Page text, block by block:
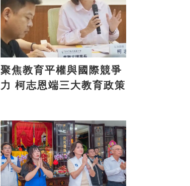
聚焦教育平權與國際競爭
力 柯志恩端三大教育政策